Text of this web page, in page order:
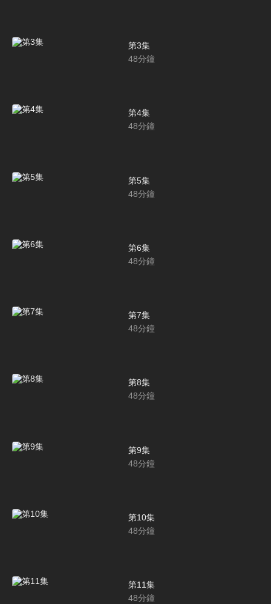
第3集
48分鐘
第4集
48分鐘
第5集
48分鐘
第6集
48分鐘
第7集
48分鐘
第8集
48分鐘
第9集
48分鐘
第10集
48分鐘
第11集
48分鐘